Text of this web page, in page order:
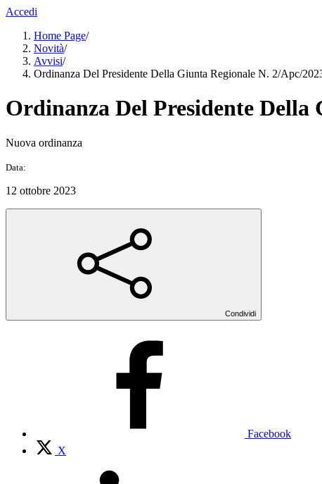
Accedi
Home Page/
Novità/
Avvisi/
Ordinanza Del Presidente Della Giunta Regionale N. 2/Apc/
Ordinanza Del Presidente Della
Nuova ordinanza
Data:
12 ottobre 2023
Condividi
Facebook
X